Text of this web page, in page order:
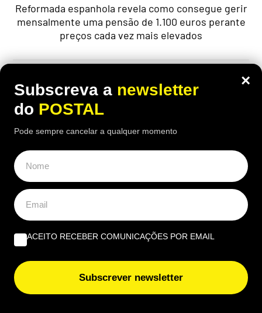
Reformada espanhola revela como consegue gerir
mensalmente uma pensão de 1.100 euros perante
preços cada vez mais elevados
“O verdadeiro sabor da Guia”: nesta
churrasqueira algarvia da EN125 ainda
×
Subscreva a newsletter
do POSTAL
Pode sempre cancelar a qualquer momento
ACEITO RECEBER COMUNICAÇÕES POR EMAIL
Subscrever newsletter